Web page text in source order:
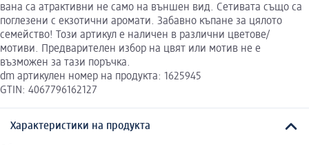
вана са атрактивни не само на външен вид. Сетивата също са
поглезени с екзотични аромати. Забавно къпане за цялото
семейство! Този артикул е наличен в различни цветове/
мотиви. Предварителен избор на цвят или мотив не е
възможен за тази поръчка.
dm артикулен номер на продукта: 1625945
GTIN: 4067796162127
Характеристики на продукта